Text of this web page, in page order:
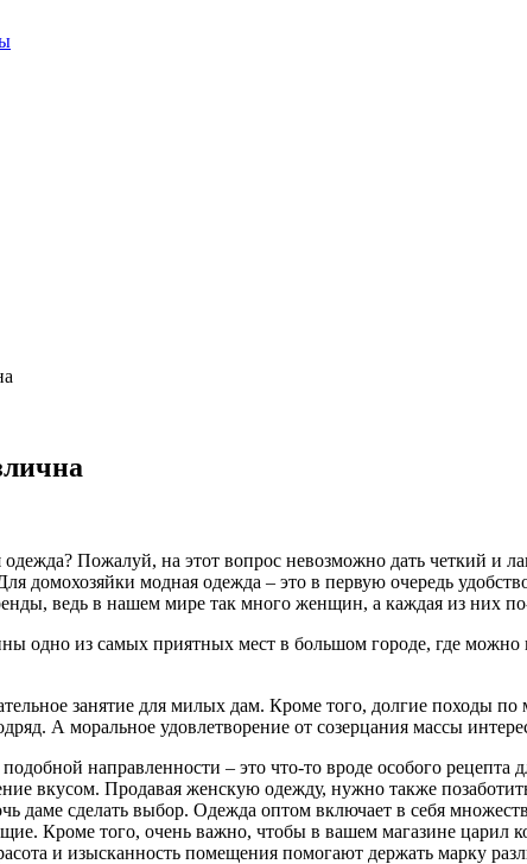
одежда? Пожалуй, на этот вопрос невозможно дать четкий и
домохозяйки модная одежда – это в первую очередь
ведь в нашем мире так много женщин, а каждая из них
одно из самых приятных мест в большом городе, где можно
занятие для милых дам. Кроме того, долгие походы
А моральное удовлетворение от созерцания массы
направленности – это что-то вроде особого
вкусом. Продавая женскую одежду, нужно также
даме сделать выбор. Одежда оптом включает в себя
Кроме того, очень важно, чтобы в вашем магазине царил
и изысканность помещения помогают держать марку